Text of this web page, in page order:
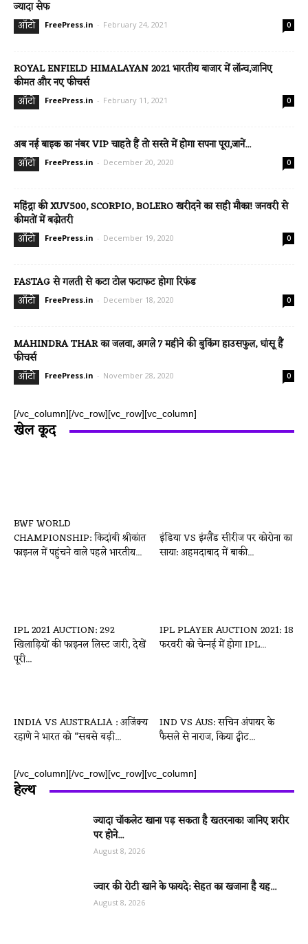
ज्यादा सेफ
ऑटो
FreePress.in - February 24, 2021 0
ROYAL ENFIELD HIMALAYAN 2021 भारतीय बाजार में लॉन्च,जानिए
कीमत और नए फीचर्स
ऑटो
FreePress.in - February 11, 2021 0
अब नई बाइक का नंबर VIP चाहते हैं तो सस्ते में होगा सपना पूरा,जानें...
ऑटो
FreePress.in - December 20, 2020 0
महिंद्रा की XUV500, SCORPIO, BOLERO खरीदने का सही मौका! जनवरी से
कीमतों में बढ़ोतरी
ऑटो
FreePress.in - December 19, 2020 0
FASTAG से गलती से कटा टोल फटाफट होगा रिफंड
ऑटो
FreePress.in - December 18, 2020 0
MAHINDRA THAR का जलवा, अगले 7 महीने की बुकिंग हाउसफुल, धांसू हैं
फीचर्स
ऑटो
FreePress.in - November 28, 2020 0
[/vc_column][/vc_row][vc_row][vc_column]
खेल कूद
BWF WORLD
CHAMPIONSHIP: किदांबी श्रीकांत
फाइनल में पहुंचने वाले पहले भारतीय...
इंडिया VS इंग्लैंड सीरीज पर कोरोना का
साया: अहमदाबाद में बाकी...
IPL 2021 AUCTION: 292
खिलाड़ियों की फाइनल लिस्ट जारी, देखें
पूरी...
IPL PLAYER AUCTION 2021: 18
फरवरी को चेन्‍नई में होगा IPL...
INDIA VS AUSTRALIA : अजिंक्य
रहाणे ने भारत को “सबसे बड़ी...
IND VS AUS: सचिन अंपायर के
फैसले से नाराज, किया ट्वीट...
[/vc_column][/vc_row][vc_row][vc_column]
हेल्थ
ज्यादा चॉकलेट खाना पड़ सकता है खतरनाक! जानिए शरीर
पर होने...
August 8, 2026
ज्वार की रोटी खाने के फायदे: सेहत का खजाना है यह...
August 8, 2026